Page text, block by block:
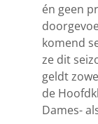
én geen
komend
ze dit
geldt
de
Dames-